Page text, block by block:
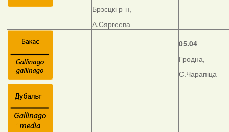
Брэсцкі р-н,
А.Сяргеева
05.04
Гродна,
С.Чарапіца